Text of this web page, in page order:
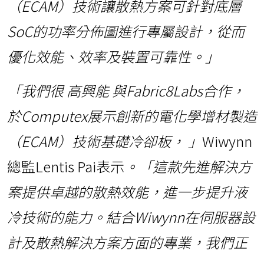
（ECAM）技術讓散熱方案可針對底層
SoC的功率分佈圖進行專屬設計，從而
優化效能、效率及裝置可靠性。」
「我們很 高興能 與Fabric8Labs合作，
於Computex展示創新的電化學增材製造
（ECAM）技術基礎冷卻板， 」 Wiwynn
總監Lentis Pai表示 。「這款先進解決方
案提供卓越的散熱效能，進一步提升液
冷技術的能力。結合Wiwynn在伺服器設
計及散熱解決方案方面的專業，我們正